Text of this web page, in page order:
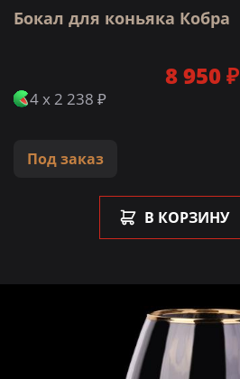
Бокал для коньяка Кобра
Под заказ
8 950 ₽
4 x 2 238 ₽
В КОРЗИНУ